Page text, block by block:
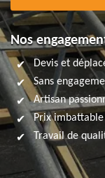
Nos
Devis et
Sans
Artisan
Prix imbattable
Travail de